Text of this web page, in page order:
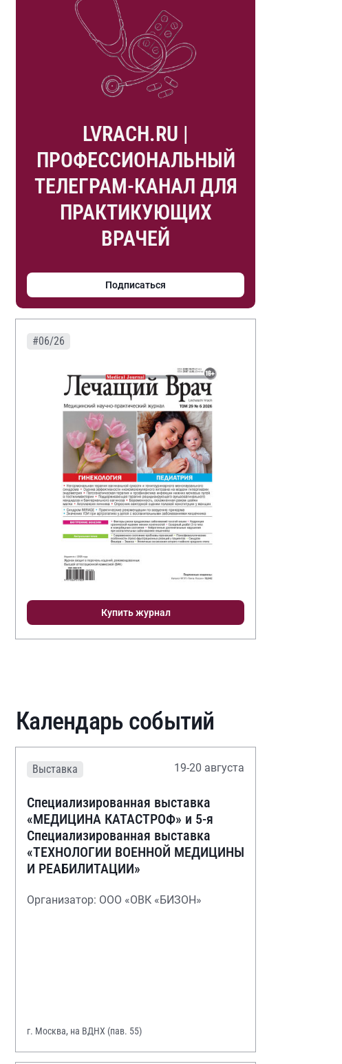
LVRACH.RU |
ПРОФЕССИОНАЛЬНЫЙ
ТЕЛЕГРАМ-КАНАЛ ДЛЯ
ПРАКТИКУЮЩИХ
ВРАЧЕЙ
Подписаться
#06/26
Купить журнал
Календарь событий
Выставка 19-20 августа
Специализированная выставка
«МЕДИЦИНА КАТАСТРОФ» и 5-я
Специализированная выставка
«ТЕХНОЛОГИИ ВОЕННОЙ МЕДИЦИНЫ
И РЕАБИЛИТАЦИИ»
Организатор: ООО «ОВК «БИЗОН»
г. Москва, на ВДНХ (пав. 55)